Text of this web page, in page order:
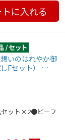
に入れる
いのはれやか御
Fセット） …
ット×2●ビーフ